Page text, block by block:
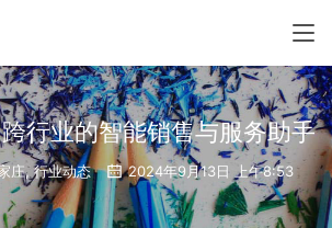
行业的智能销售与服务助手
庄,行业动态 2024年9月13日 上午8:53